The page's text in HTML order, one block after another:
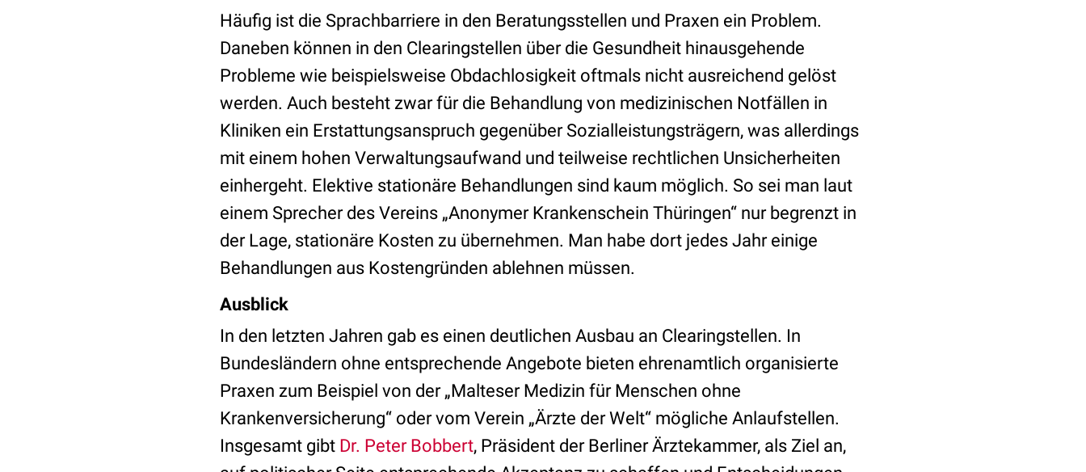
Häufig ist die Sprachbarriere in den Beratungsstellen und Praxen ein Problem.
Daneben können in den Clearingstellen über die Gesundheit hinausgehende
Probleme wie beispielsweise Obdachlosigkeit oftmals nicht ausreichend gelöst
werden. Auch besteht zwar für die Behandlung von medizinischen Notfällen in
Kliniken ein Erstattungsanspruch gegenüber Sozialleistungsträgern, was allerdings
mit einem hohen Verwaltungsaufwand und teilweise rechtlichen Unsicherheiten
einhergeht. Elektive stationäre Behandlungen sind kaum möglich. So sei man laut
einem Sprecher des Vereins „Anonymer Krankenschein Thüringen“ nur begrenzt in
der Lage, stationäre Kosten zu übernehmen. Man habe dort jedes Jahr einige
Behandlungen aus Kostengründen ablehnen müssen.
Ausblick
In den letzten Jahren gab es einen deutlichen Ausbau an Clearingstellen. In
Bundesländern ohne entsprechende Angebote bieten ehrenamtlich organisierte
Praxen zum Beispiel von der „Malteser Medizin für Menschen ohne
Krankenversicherung“ oder vom Verein „Ärzte der Welt“ mögliche Anlaufstellen.
Insgesamt gibt Dr. Peter Bobbert, Präsident der Berliner Ärztekammer, als Ziel an,